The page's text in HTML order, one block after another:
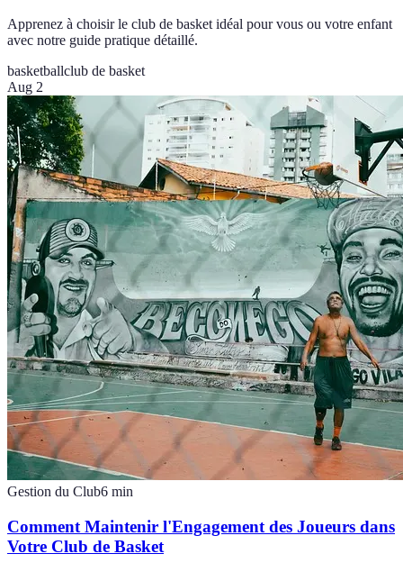
Apprenez à choisir le club de basket idéal pour vous ou votre enfant
avec notre guide pratique détaillé.
basketballclub de basket
Aug 2
Gestion du Club6 min
Comment Maintenir l'Engagement des Joueurs dans
Votre Club de Basket